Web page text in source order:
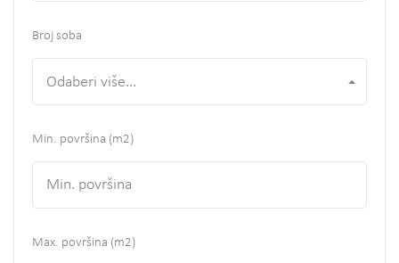
Broj soba
Odaberi više...
Min. površina (m2)
Max. površina (m2)